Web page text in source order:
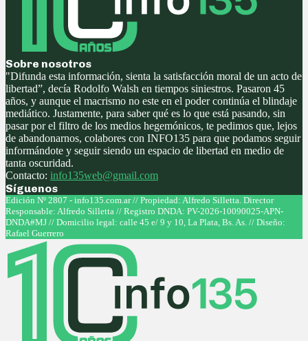
Sobre nosotros
"Difunda esta información, sienta la satisfacción moral de un acto de
libertad”, decía Rodolfo Walsh en tiempos siniestros. Pasaron 45
años, y aunque el macrismo no este en el poder continúa el blindaje
mediático. Justamente, para saber qué es lo que está pasando, sin
pasar por el filtro de los medios hegemónicos, te pedimos que, lejos
de abandonarnos, colabores con INFO135 para que podamos seguir
informándote y seguir siendo un espacio de libertad en medio de
tanta oscuridad.
Contacto: info135web@gmail.com
Síguenos
Facebook
Twitter
Instagram
Youtube
Edición Nº 2807 - info135.com.ar // Propiedad: Alfredo Silletta. Director
Responsable: Alfredo Silletta // Registro DNDA: PV-2026-10090025-APN-
DNDA#MJ // Domicilio legal: calle 45 e/ 9 y 10, La Plata, Bs. As. // Diseño:
Rafael Guerrero